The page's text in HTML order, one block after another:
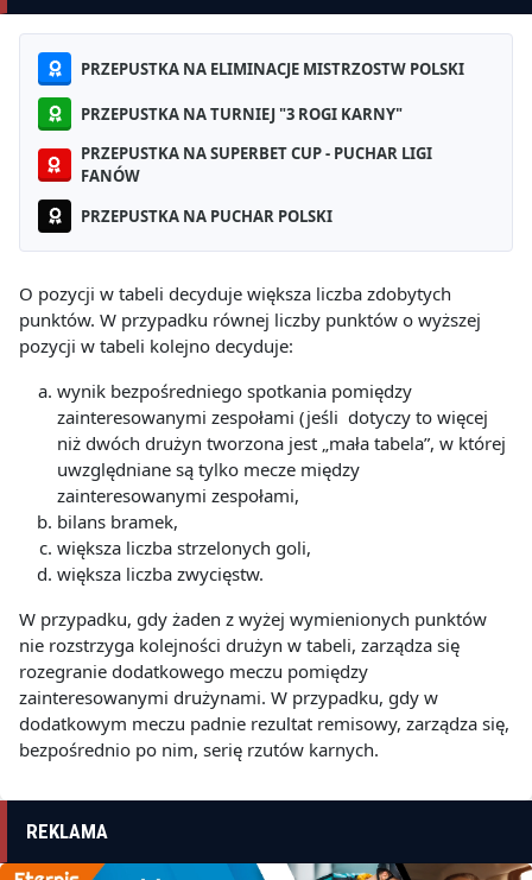
PRZEPUSTKA NA ELIMINACJE MISTRZOSTW POLSKI
PRZEPUSTKA NA TURNIEJ "3 ROGI KARNY"
PRZEPUSTKA NA SUPERBET CUP - PUCHAR LIGI
FANÓW
PRZEPUSTKA NA PUCHAR POLSKI
O pozycji w tabeli decyduje większa liczba zdobytych
punktów. W przypadku równej liczby punktów o wyższej
pozycji w tabeli kolejno decyduje:
wynik bezpośredniego spotkania pomiędzy
zainteresowanymi zespołami (jeśli dotyczy to więcej
niż dwóch drużyn tworzona jest „mała tabela”, w której
uwzględniane są tylko mecze między
zainteresowanymi zespołami,
bilans bramek,
większa liczba strzelonych goli,
większa liczba zwycięstw.
W przypadku, gdy żaden z wyżej wymienionych punktów
nie rozstrzyga kolejności drużyn w tabeli, zarządza się
rozegranie dodatkowego meczu pomiędzy
zainteresowanymi drużynami. W przypadku, gdy w
dodatkowym meczu padnie rezultat remisowy, zarządza się,
bezpośrednio po nim, serię rzutów karnych.
REKLAMA